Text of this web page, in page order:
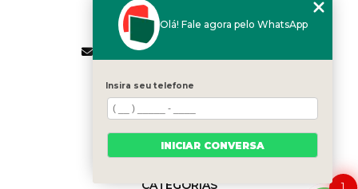
(11) 2564-4684
(11) 94168-2041
contato.vendas@alfilm.com.br
MENU
HOME
QUEM SOMOS
SERVIÇOS
BLOG
CATEGORIAS
1
Olá! Fale agora pelo WhatsApp
Insira seu telefone
INICIAR CONVERSA